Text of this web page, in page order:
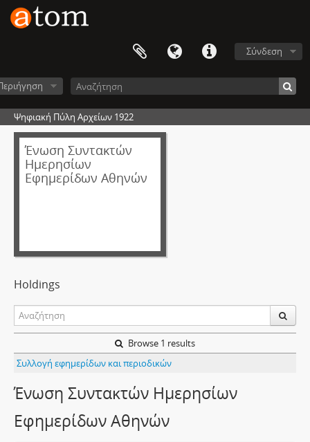
Σύνδεση
Ψηφιακή Πύλη Αρχείων 1922
Ένωση Συντακτών
Ημερησίων
Εφημερίδων Αθηνών
Holdings
Browse 1 results
Συλλογή εφημερίδων και περιοδικών
Ένωση Συντακτών Ημερησίων
Εφημερίδων Αθηνών